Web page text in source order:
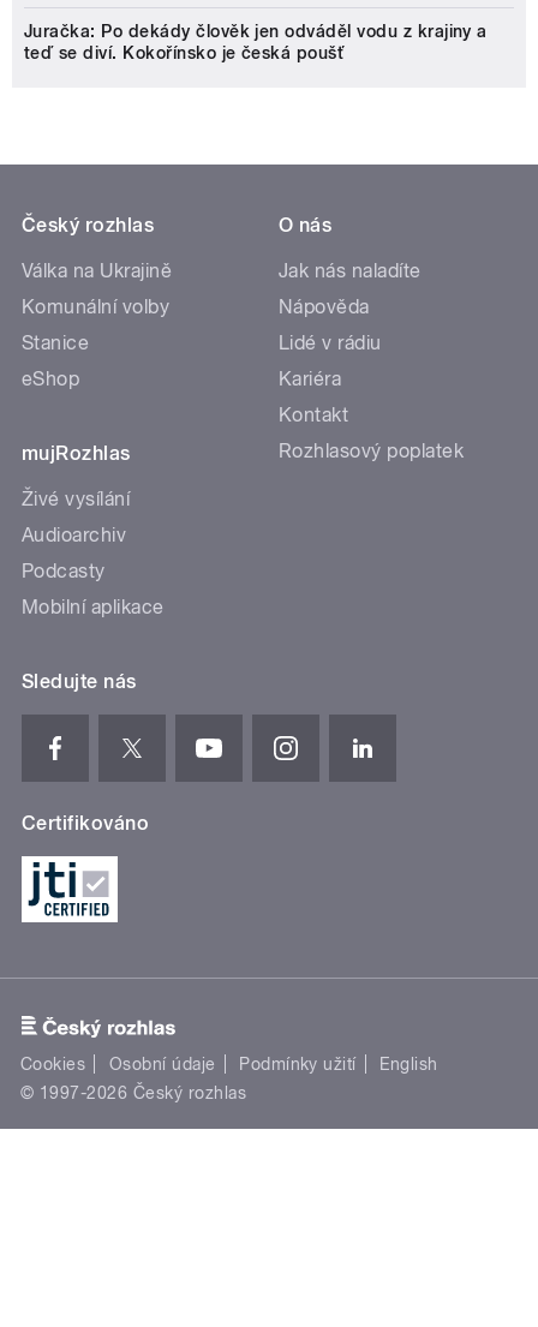
Juračka: Po dekády člověk jen odváděl vodu z krajiny a
teď se diví. Kokořínsko je česká poušť
Český rozhlas
Válka na Ukrajině
Komunální volby
Stanice
eShop
mujRozhlas
Živé vysílání
Audioarchiv
Podcasty
Mobilní aplikace
O nás
Jak nás naladíte
Nápověda
Lidé v rádiu
Kariéra
Kontakt
Rozhlasový poplatek
Sledujte nás
Certifikováno
Cookies Osobní údaje Podmínky užití
English
© 1997-2026 Český rozhlas